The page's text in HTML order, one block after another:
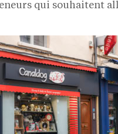
qui souhaitent